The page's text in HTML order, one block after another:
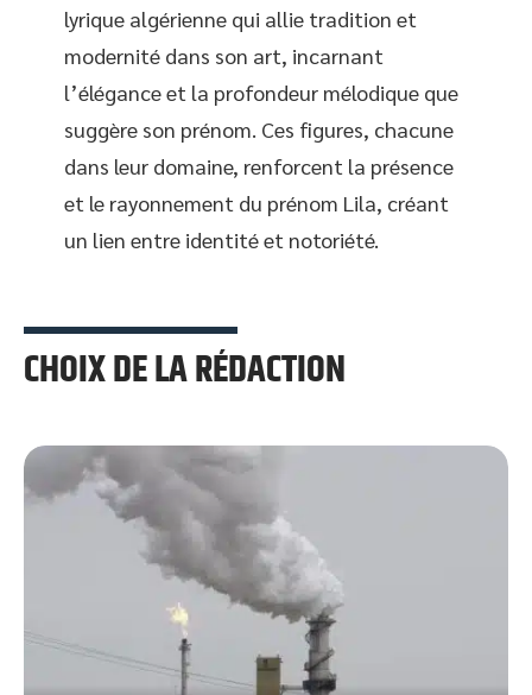
lyrique algérienne qui allie tradition et
modernité dans son art, incarnant
l’élégance et la profondeur mélodique que
suggère son prénom. Ces figures, chacune
dans leur domaine, renforcent la présence
et le rayonnement du prénom Lila, créant
un lien entre identité et notoriété.
CHOIX DE LA RÉDACTION